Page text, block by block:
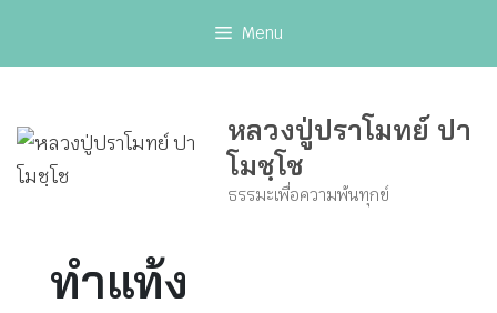
Menu
หลวงปู่ปราโมทย์ ปา
โมชฺโช
ธรรมะเพื่อความพ้นทุกข์
ทำแท้ง